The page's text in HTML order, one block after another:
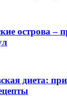
острова –
диета: